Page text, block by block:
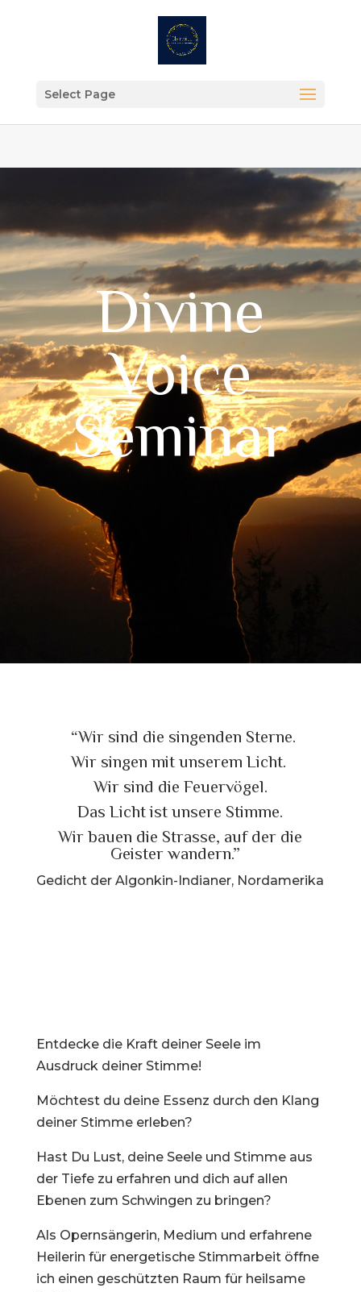
Select Page
Divine
Voice
Seminar
“Wir sind die singenden Sterne.
Wir singen mit unserem Licht.
Wir sind die Feuervögel.
Das Licht ist unsere Stimme.
Wir bauen die Strasse, auf der die
Geister wandern.”
Gedicht der Algonkin-Indianer, Nordamerika
Entdecke die Kraft deiner Seele im
Ausdruck deiner Stimme!
Möchtest du deine Essenz durch den Klang
deiner Stimme erleben?
Hast Du Lust, deine Seele und Stimme aus
der Tiefe zu erfahren und dich auf allen
Ebenen zum Schwingen zu bringen?
Als Opernsängerin, Medium und erfahrene
Heilerin für energetische Stimmarbeit öffne
ich einen geschützten Raum für heilsame